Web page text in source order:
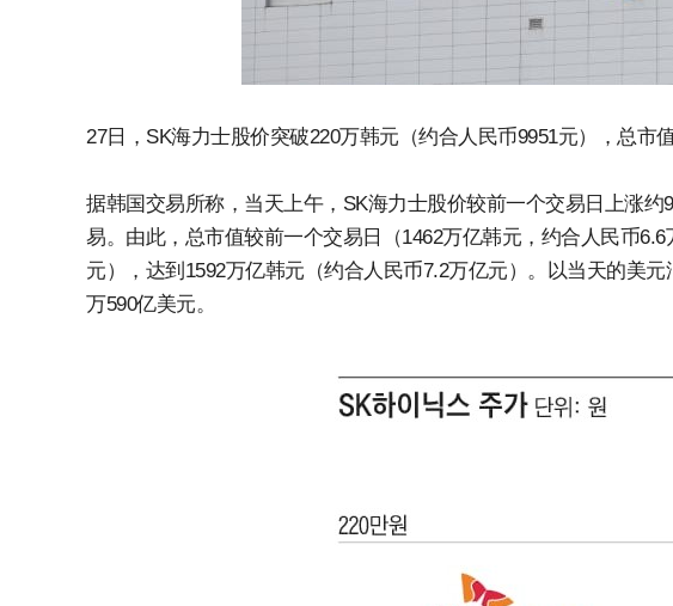
27日，SK海力士股价突破220万韩元（约合人民币9951元），总市值
据韩国交易所称，当天上午，SK海力士股价较前一个交易日上涨
易。由此，总市值较前一个交易日（1462万亿韩元，约合人民币
元），达到1592万亿韩元（约合人民币7.2万亿元）。以当天的美
万590亿美元。